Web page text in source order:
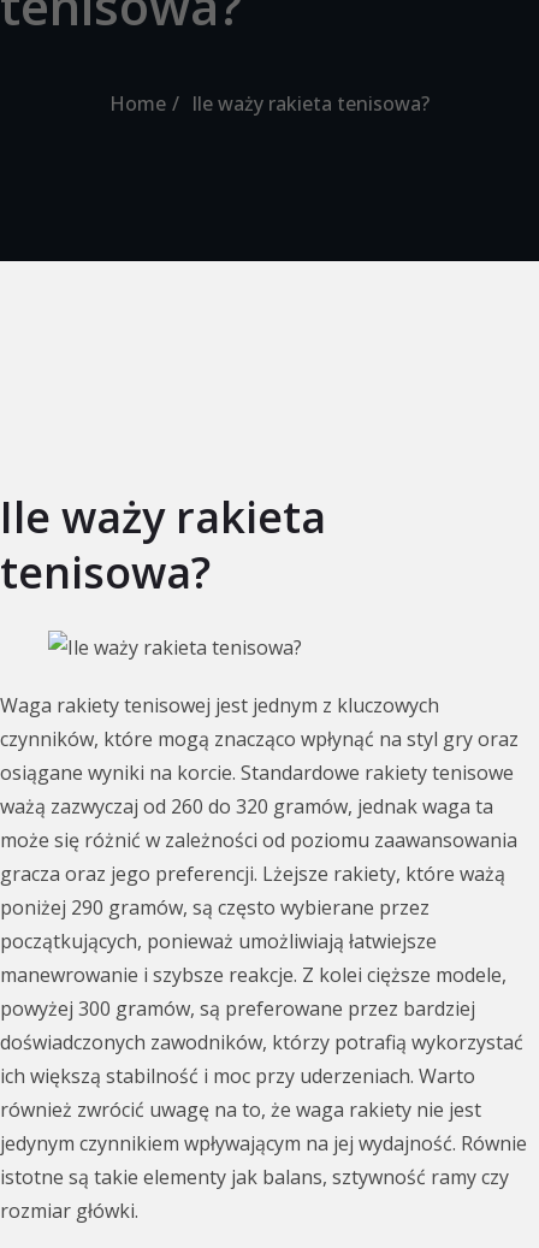
Home Ile waży rakieta tenisowa?
Ile waży rakieta
tenisowa?
Waga rakiety tenisowej jest jednym z kluczowych
czynników, które mogą znacząco wpłynąć na styl gry oraz
osiągane wyniki na korcie. Standardowe rakiety tenisowe
ważą zazwyczaj od 260 do 320 gramów, jednak waga ta
może się różnić w zależności od poziomu zaawansowania
gracza oraz jego preferencji. Lżejsze rakiety, które ważą
poniżej 290 gramów, są często wybierane przez
początkujących, ponieważ umożliwiają łatwiejsze
manewrowanie i szybsze reakcje. Z kolei cięższe modele,
powyżej 300 gramów, są preferowane przez bardziej
doświadczonych zawodników, którzy potrafią wykorzystać
ich większą stabilność i moc przy uderzeniach. Warto
również zwrócić uwagę na to, że waga rakiety nie jest
jedynym czynnikiem wpływającym na jej wydajność. Równie
istotne są takie elementy jak balans, sztywność ramy czy
rozmiar główki.